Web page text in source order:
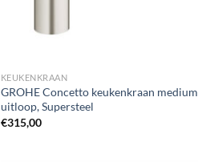
KEUKENKRAAN
GROHE Concetto keukenkraan medium
uitloop, Supersteel
€315,00